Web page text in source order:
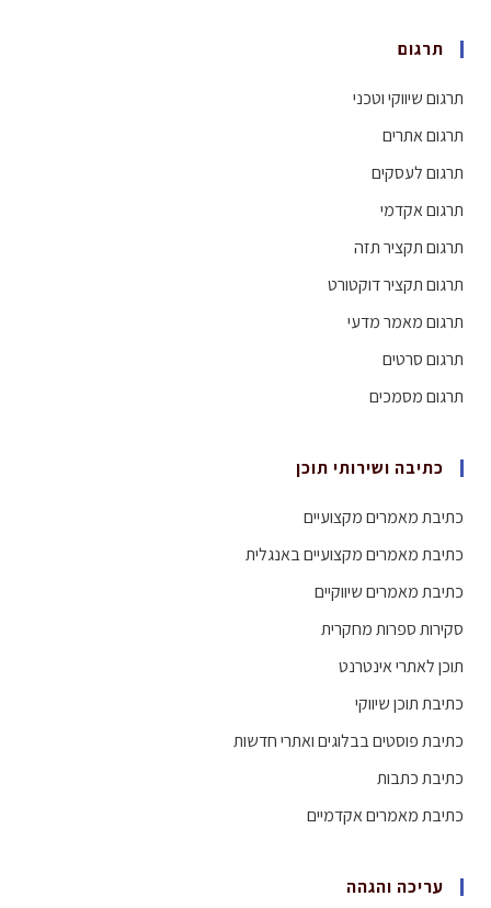
תרגום
תרגום שיווקי וטכני
תרגום אתרים
תרגום לעסקים
תרגום אקדמי
תרגום תקציר תזה
תרגום תקציר דוקטורט
תרגום מאמר מדעי
תרגום סרטים
תרגום מסמכים
כתיבה ושירותי תוכן
כתיבת מאמרים מקצועיים
כתיבת מאמרים מקצועיים באנגלית
כתיבת מאמרים שיווקיים
סקירות ספרות מחקרית
תוכן לאתרי אינטרנט
כתיבת תוכן שיווקי
כתיבת פוסטים בבלוגים ואתרי חדשות
כתיבת כתבות
כתיבת מאמרים אקדמיים
עריכה והגהה